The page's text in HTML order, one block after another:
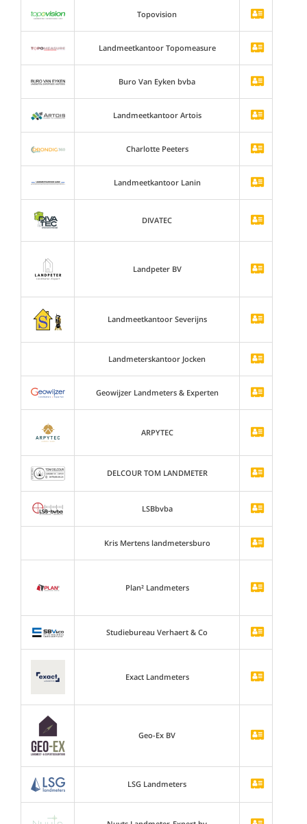
Topovision
Landmeetkantoor Topomeasure
Buro Van Eyken bvba
Landmeetkantoor Artois
Charlotte Peeters
Landmeetkantoor Lanin
DIVATEC
Landpeter BV
Landmeetkantoor Severijns
Landmeterskantoor Jocken
Geowijzer Landmeters & Experten
ARPYTEC
DELCOUR TOM LANDMETER
LSBbvba
Kris Mertens landmetersburo
Plan² Landmeters
Studiebureau Verhaert & Co
Exact Landmeters
Geo-Ex BV
LSG Landmeters